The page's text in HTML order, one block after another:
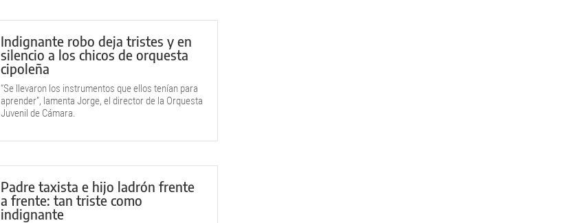
Indignante robo deja tristes y en
silencio a los chicos de orquesta
cipoleña
“Se llevaron los instrumentos que ellos tenían para
aprender”, lamenta Jorge, el director de la Orquesta
Juvenil de Cámara.
Padre taxista e hijo ladrón frente
a frente: tan triste como
indignante